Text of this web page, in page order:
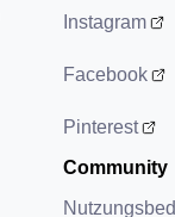
Instagram
Facebook
Pinterest
Community